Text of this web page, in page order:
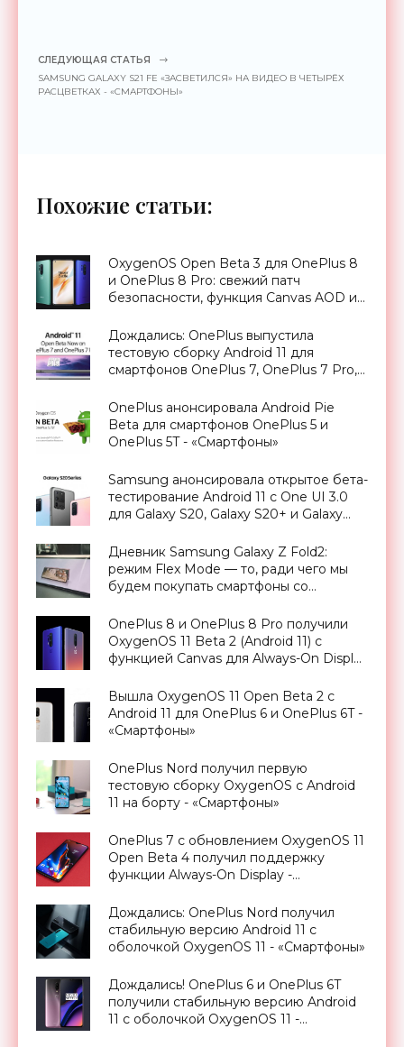
СЛЕДУЮЩАЯ СТАТЬЯ
SAMSUNG GALAXY S21 FE «ЗАСВЕТИЛСЯ» НА ВИДЕО В ЧЕТЫРЁХ
РАСЦВЕТКАХ - «СМАРТФОНЫ»
Похожие статьи:
OxygenOS Open Beta 3 для OnePlus 8
и OnePlus 8 Pro: свежий патч
безопасности, функция Canvas AOD и
Дождались: OnePlus выпустила
тестовую сборку Android 11 для
смартфонов OnePlus 7, OnePlus 7 Pro,
«Смартфоны»
OnePlus анонсировала Android Pie
Beta для смартфонов OnePlus 5 и
OnePlus 5T - «Смартфоны»
Samsung анонсировала открытое бета-
тестирование Android 11 с One UI 3.0
для Galaxy S20, Galaxy S20+ и Galaxy
Дневник Samsung Galaxy Z Fold2:
режим Flex Mode — то, ради чего мы
будем покупать смартфоны со
OnePlus 8 и OnePlus 8 Pro получили
OxygenOS 11 Beta 2 (Android 11) с
функцией Canvas для Always-On Display
Вышла OxygenOS 11 Open Beta 2 с
Android 11 для OnePlus 6 и OnePlus 6T -
«Смартфоны»
OnePlus Nord получил первую
тестовую сборку OxygenOS с Android
11 на борту - «Смартфоны»
OnePlus 7 с обновлением OxygenOS 11
Open Beta 4 получил поддержку
функции Always-On Display -
Дождались: OnePlus Nord получил
стабильную версию Android 11 с
оболочкой OxygenOS 11 - «Смартфоны»
Дождались! OnePlus 6 и OnePlus 6T
получили стабильную версию Android
11 с оболочкой OxygenOS 11 -